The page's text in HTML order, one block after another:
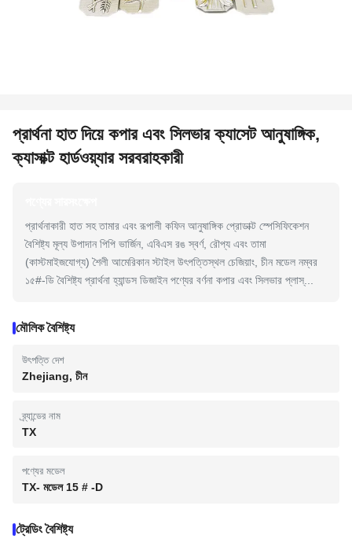
প্রার্থনা হাত দিয়ে কপার এবং সিলভার ক্যাসেট আনুষাঙ্গিক,
ক্যাসাক্ট হার্ডওয়্যার সরবরাহকারী
প্রার্থনাকারী হাত সহ তামার এবং রূপালী কফিন আনুষাঙ্গিক প্রোডাক্ট স্পেসিফিকেশন
বৈশিষ্ট্য মূল্য উপাদান পিপি ভার্জিন, এবিএস রঙ স্বর্ণ, রৌপ্য এবং তামা
(কাস্টমাইজযোগ্য) শৈলী আমেরিকান স্টাইল উৎপত্তিস্থল চেজিয়াং, চীন মডেল নম্বর
১৫#-ডি বৈশিষ্ট্য প্রার্থনা হ্যান্ডস ডিজাইন পণ্যের বর্ণনা কপার এবং সিলভার প্লাস্...
মৌলিক বৈশিষ্ট্য
উৎপত্তি দেশ
Zhejiang, চীন
ব্র্যান্ডের নাম
TX
পণ্যের মডেল
TX- মডেল 15 # -D
ট্রেডিং বৈশিষ্ট্য